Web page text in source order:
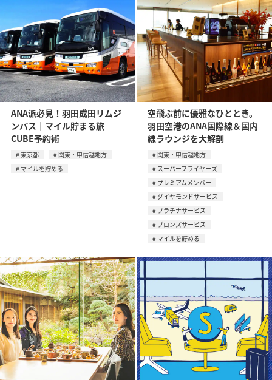
ANA派必見！羽田成田リムジ
ンバス｜マイル貯まる旅
CUBE予約術
東京都
関東・甲信越地方
マイルを貯める
空飛ぶ前に優雅なひととき。
羽田空港のANA国際線＆国内
線ラウンジを大解剖
関東・甲信越地方
スーパーフライヤーズ
プレミアムメンバー
ダイヤモンドサービス
プラチナサービス
ブロンズサービス
マイルを貯める